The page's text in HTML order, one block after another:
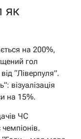
як
на 200%,
гол
“Ліверпуля”.
візуалізація
на 15%.
ЧС